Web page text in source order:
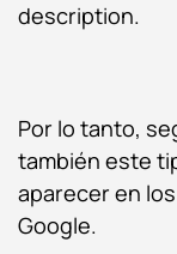
description.
Por lo tanto,
también este
aparecer en
Google.